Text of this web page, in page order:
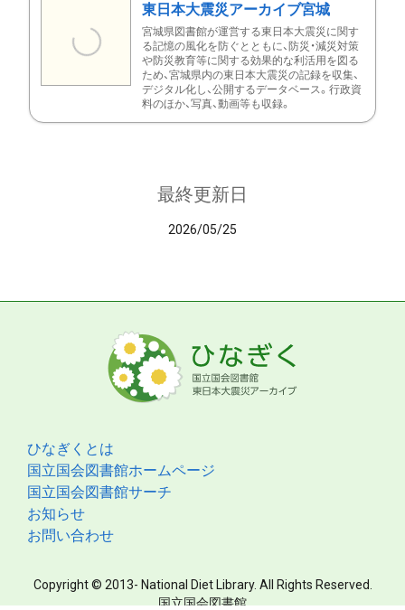
東日本大震災アーカイブ宮城
宮城県図書館が運営する東日本大震災に関す
る記憶の風化を防ぐとともに、防災・減災対策
や防災教育等に関する効果的な利活用を図る
ため、宮城県内の東日本大震災の記録を収集、
デジタル化し、公開するデータベース。行政資
料のほか、写真、動画等も収録。
最終更新日
2026/05/25
ひなぎくとは
国立国会図書館ホームページ
国立国会図書館サーチ
お知らせ
お問い合わせ
Copyright © 2013- National Diet Library. All Rights Reserved.